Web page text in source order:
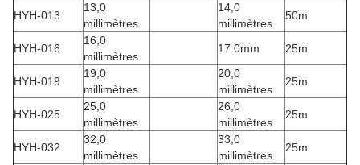
HYH-013
13,0
millimètres
14,0
millimètres
50m
HYH-016
16,0
millimètres
17.0mm 25m
HYH-019
19,0
millimètres
20,0
millimètres
25m
HYH-025
25,0
millimètres
26,0
millimètres
25m
HYH-032
32,0
millimètres
33,0
millimètres
25m